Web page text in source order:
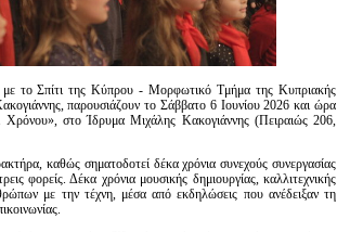
το Σπίτι της Κύπρου - Μορφωτικό Τμήμα της Κυπριακής
παρουσιάζουν το Σάββατο 6 Ιουνίου 2026 και ώρα
στο Ίδρυμα Μιχάλης Κακογιάννης (Πειραιώς 206,
καθώς σηματοδοτεί δέκα χρόνια συνεχούς συνεργασίας
φορείς. Δέκα χρόνια μουσικής δημιουργίας, καλλιτεχνικής
με την τέχνη, μέσα από εκδηλώσεις που ανέδειξαν τη